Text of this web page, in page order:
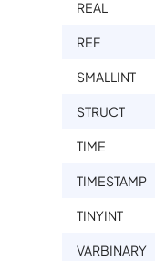
REAL
REF
SMALLINT
STRUCT
TIME
TIMESTAMP
TINYINT
VARBINARY